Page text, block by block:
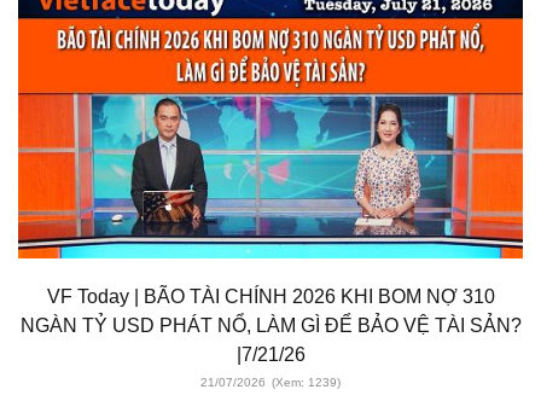
VF Today | BÃO TÀI CHÍNH 2026 KHI BOM NỢ 310
NGÀN TỶ USD PHÁT NỔ, LÀM GÌ ĐỂ BẢO VỆ TÀI SẢN?
|7/21/26
21/07/2026 (Xem: 1239)